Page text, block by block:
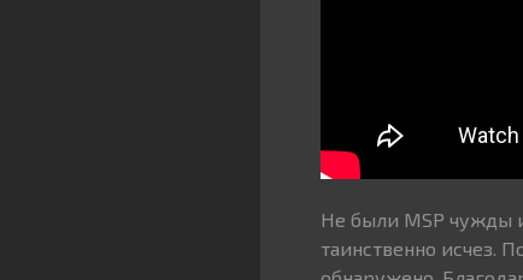
Не были MSP чужды
таинственно исчез.